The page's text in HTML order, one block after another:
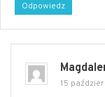
Odpowiedz
15